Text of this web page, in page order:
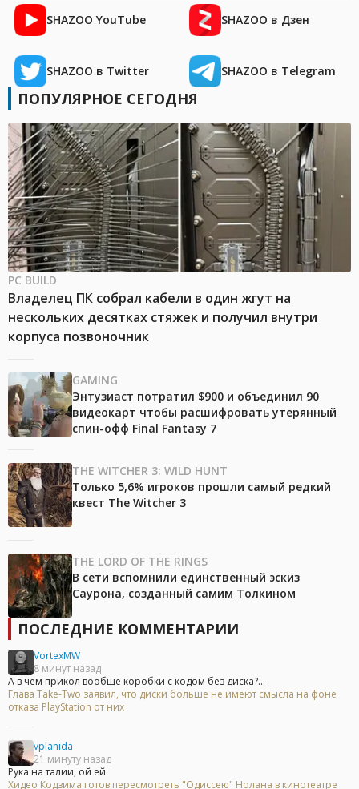
SHAZOO YouTube SHAZOO в Дзен
SHAZOO в Twitter SHAZOO в Telegram
ПОПУЛЯРНОЕ СЕГОДНЯ
PC BUILD
Владелец ПК собрал кабели в один жгут на
нескольких десятках стяжек и получил внутри
корпуса позвоночник
GAMING
Энтузиаст потратил $900 и объединил 90
видеокарт чтобы расшифровать утерянный
спин-офф Final Fantasy 7
THE WITCHER 3: WILD HUNT
Только 5,6% игроков прошли самый редкий
квест The Witcher 3
THE LORD OF THE RINGS
В сети вспомнили единственный эскиз
Саурона, созданный самим Толкином
ПОСЛЕДНИЕ КОММЕНТАРИИ
VortexMW
8 минут назад
А в чем прикол вообще коробки с кодом без диска?...
Глава Take-Two заявил, что диски больше не имеют смысла на фоне
отказа PlayStation от них
vplanida
21 минуту назад
Рука на талии, ой ей
Хидео Кодзима готов пересмотреть "Одиссею" Нолана в кинотеатре